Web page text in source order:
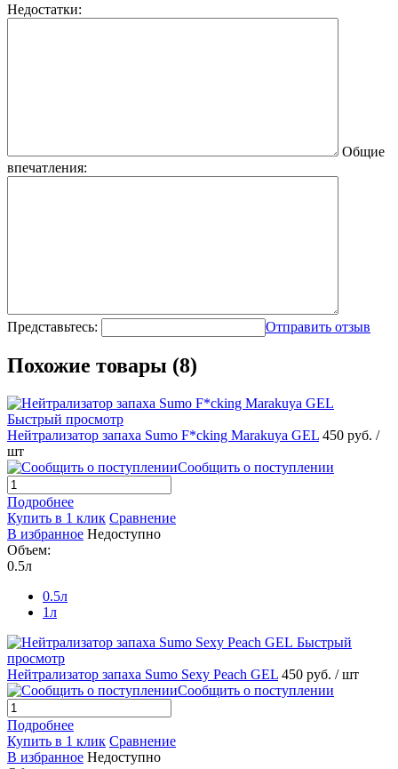
Недостатки:
Общие
впечатления:
Представьтесь: Отправить отзыв
Похожие товары (8)
Быстрый просмотр
Нейтрализатор запаха Sumo F*cking Marakuya GEL 450 руб. /
шт
Сообщить о поступлении
Подробнее
Купить в 1 клик Сравнение
В избранное Недоступно
Объем:
0.5л
0.5л
1л
Быстрый
просмотр
Нейтрализатор запаха Sumo Sexy Peach GEL 450 руб. / шт
Сообщить о поступлении
Подробнее
Купить в 1 клик Сравнение
В избранное Недоступно